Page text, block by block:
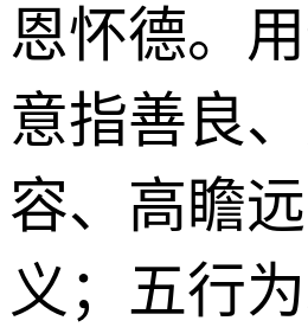
恩怀德。
意指善良
容、高瞻
义；五行为